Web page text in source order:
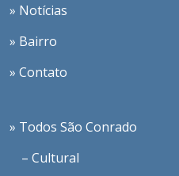
» Notícias
» Bairro
» Contato
» Todos São Conrado
– Cultural